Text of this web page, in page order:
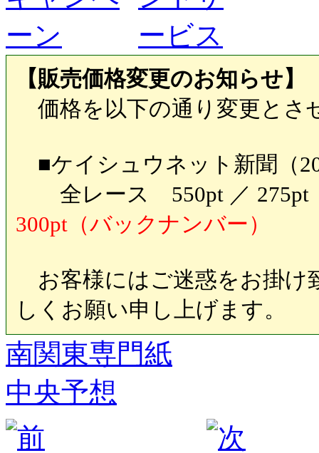
【販売価格変更のお知らせ】
価格を以下の通り変更とさ
■ケイシュウネット新聞（
全レース 550pt ／ 275pt
300pt（バックナンバー）
お客様にはご迷惑をお掛け
しくお願い申し上げます。
南関東専門紙
中央予想